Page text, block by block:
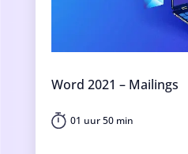
Word 2021 – Mailings
01 uur 50 min